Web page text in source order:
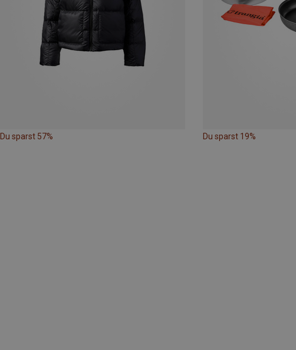
Du sparst 57% Du sparst 19%